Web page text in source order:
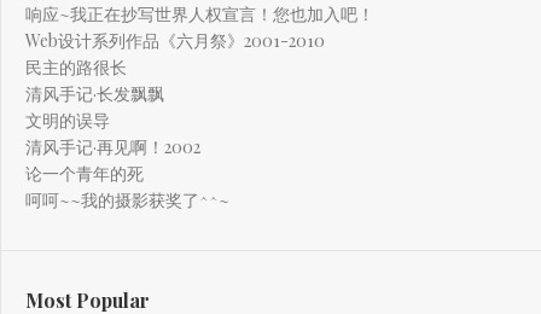
响应~我正在抄写世界人权宣言！您也加入吧！
Web设计系列作品《六月祭》2001-2010
民主的路很长
清风手记·长发飘飘
文明的误导
清风手记·再见啊！2002
论一个青年的死
呵呵~~我的摄影获奖了^^~
Most Popular